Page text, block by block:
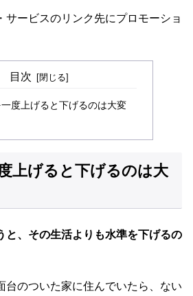
ービスのリンク先にプロモーショ
目次
度上げると下げるのは大変
上げると下げるのは大
と、その生活よりも水準を下げるの
台のついた家に住んでいたら、ない